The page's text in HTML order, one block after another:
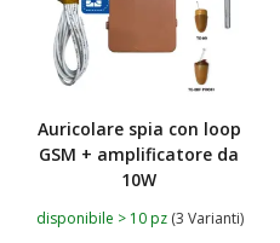
Auricolare spia con loop
GSM + amplificatore da
10W
disponibile > 10 pz (3 Varianti)